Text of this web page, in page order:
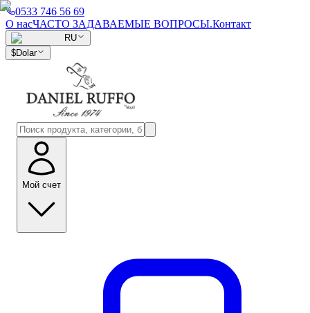
0533 746 56 69
О насЧАСТО ЗАДАВАЕМЫЕ ВОПРОСЫ.Контакт
RU
$Dolar
Мой счет